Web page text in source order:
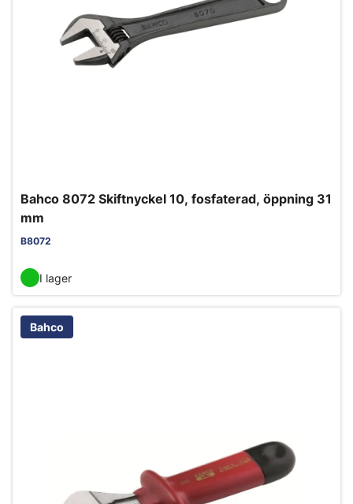
Bahco 8072 Skiftnyckel 10, fosfaterad, öppning 31
mm
B8072
I lager
Bahco